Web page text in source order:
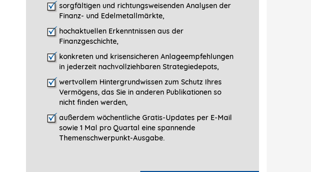
sorgfältigen und richtungsweisenden Analysen der
Finanz- und Edelmetallmärkte,
hochaktuellen Erkenntnissen aus der
Finanzgeschichte,
konkreten und krisensicheren Anlageempfehlungen
in jederzeit nachvollziehbaren Strategiedepots,
wertvollem Hintergrundwissen zum Schutz Ihres
Vermögens, das Sie in anderen Publikationen so
nicht finden werden,
außerdem wöchentliche Gratis-Updates per E-Mail
sowie 1 Mal pro Quartal eine spannende
Themenschwerpunkt-­Ausgabe.